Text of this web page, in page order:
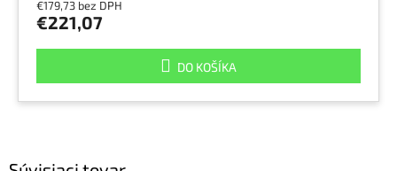
€179,73 bez DPH
€221,07
DO KOŠÍKA